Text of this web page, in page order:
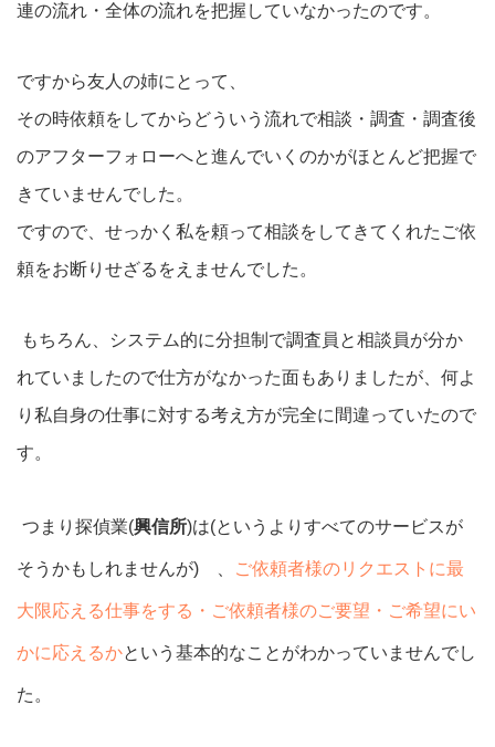
連の流れ・全体の流れを把握していなかったのです。
ですから友人の姉にとって、
その時依頼をしてからどういう流れで相談・調査・調査後
のアフターフォローへと進んでいくのかがほとんど把握で
きていませんでした。
ですので、せっかく私を頼って相談をしてきてくれたご依
頼をお断りせざるをえませんでした。
もちろん、システム的に分担制で調査員と相談員が分か
れていましたので仕方がなかった面もありましたが、何よ
り私自身の仕事に対する考え方が完全に間違っていたので
す。
つまり探偵業(興信所)は(というよりすべてのサービスが
そうかもしれませんが) 、 ご依頼者様のリクエストに最
大限応える仕事をする・ご依頼者様のご要望・ご希望にい
かに応えるかという基本的なことがわかっていませんでし
た。